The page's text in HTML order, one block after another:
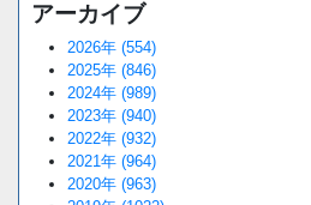
アーカイブ
2026年 (554)
2025年 (846)
2024年 (989)
2023年 (940)
2022年 (932)
2021年 (964)
2020年 (963)